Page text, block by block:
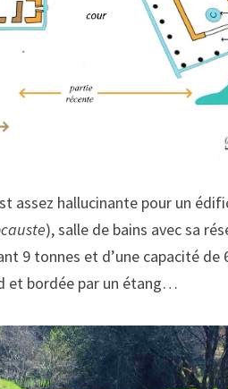
assez hallucinante pour un
), salle de bains avec sa
9 tonnes et d’une capacité
et bordée par un étang…